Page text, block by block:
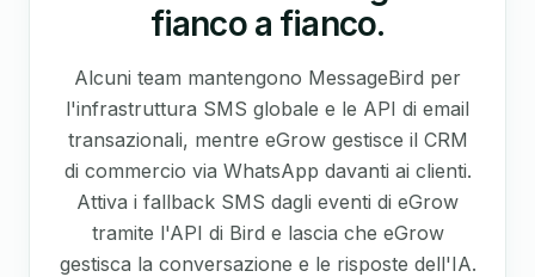
fianco a fianco.
Alcuni team mantengono MessageBird per
l'infrastruttura SMS globale e le API di email
transazionali, mentre eGrow gestisce il CRM
di commercio via WhatsApp davanti ai clienti.
Attiva i fallback SMS dagli eventi di eGrow
tramite l'API di Bird e lascia che eGrow
gestisca la conversazione e le risposte dell'IA.